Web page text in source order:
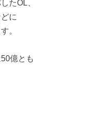
たOL、
に
。
億とも